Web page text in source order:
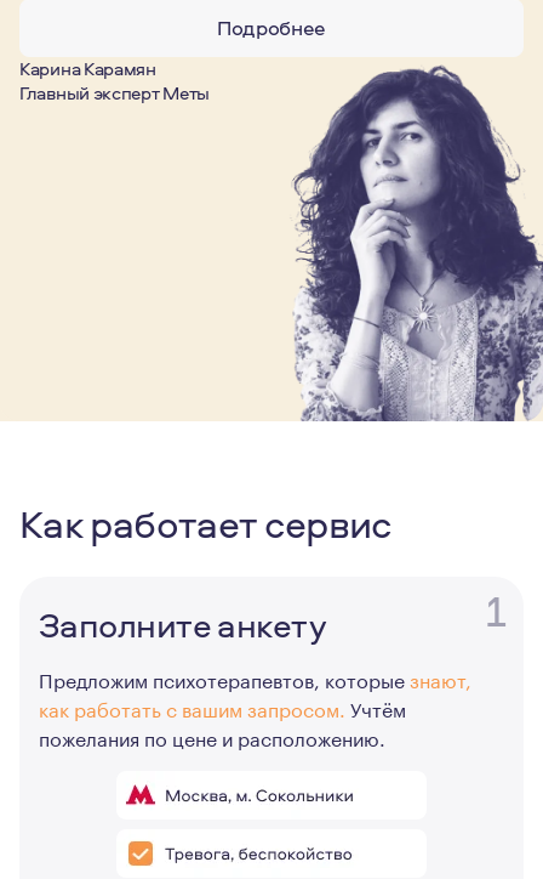
Подробнее
Карина Карамян
Главный эксперт Меты
Как работает сервис
1
Заполните анкету
Предложим психотерапевтов, которыезнают,
как работать с вашим запросом. Учтём
пожелания по цене и расположению.